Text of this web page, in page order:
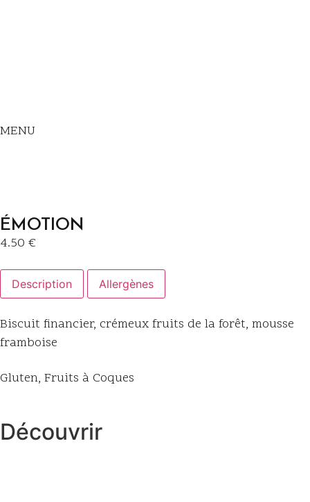
MENU
ÉMOTION
4.50 €
Description Allergènes
Biscuit financier, crémeux fruits de la forêt, mousse
framboise
Gluten, Fruits à Coques
Découvrir